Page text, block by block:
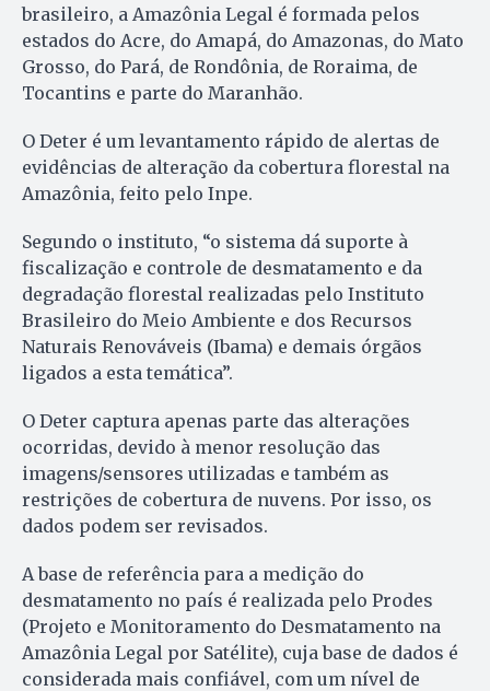
brasileiro, a Amazônia Legal é formada pelos
estados do Acre, do Amapá, do Amazonas, do Mato
Grosso, do Pará, de Rondônia, de Roraima, de
Tocantins e parte do Maranhão.
O Deter é um levantamento rápido de alertas de
evidências de alteração da cobertura florestal na
Amazônia, feito pelo Inpe.
Segundo o instituto, “o sistema dá suporte à
fiscalização e controle de desmatamento e da
degradação florestal realizadas pelo Instituto
Brasileiro do Meio Ambiente e dos Recursos
Naturais Renováveis (Ibama) e demais órgãos
ligados a esta temática”.
O Deter captura apenas parte das alterações
ocorridas, devido à menor resolução das
imagens/sensores utilizadas e também as
restrições de cobertura de nuvens. Por isso, os
dados podem ser revisados.
A base de referência para a medição do
desmatamento no país é realizada pelo Prodes
(Projeto e Monitoramento do Desmatamento na
Amazônia Legal por Satélite), cuja base de dados é
considerada mais confiável, com um nível de